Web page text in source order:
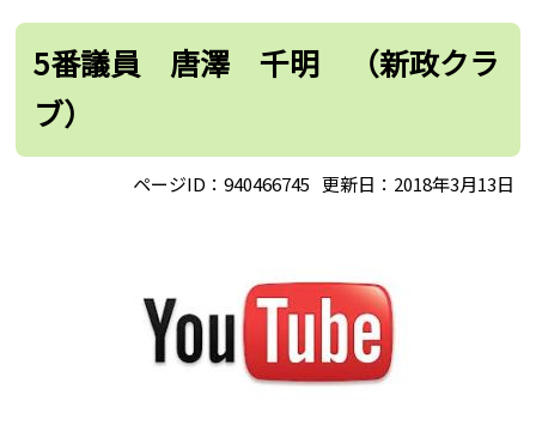
頭
5番議員 唐澤 千明 （新政クラ
ブ）
ページID：940466745 更新日：2018年3月13日